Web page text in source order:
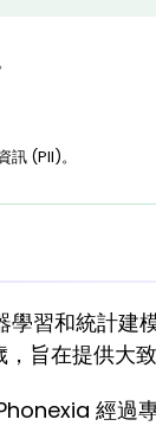
(PII)。
學習和統計建
旨在提供大
經過